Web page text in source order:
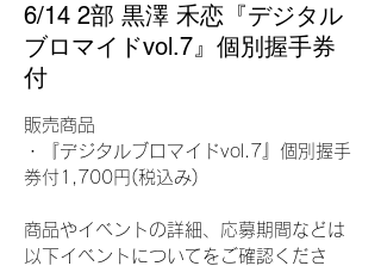
6/14 2部 黒澤 禾恋『デジタル
ブロマイドvol.7』個別握手券
付
販売商品
・『デジタルブロマイドvol.7』個別握手
券付1,700円(税込み)
商品やイベントの詳細、応募期間などは
以下イベントについてをご確認くださ